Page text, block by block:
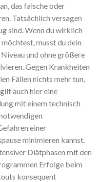
das falsche oder
Tatsächlich versagen
sind. Wenn du wirklich
musst du dein
und ohne größere
Gegen Krankheiten
Fällen nichts mehr tun,
auch hier eine
mit einem technisch
einer
minimieren kannst.
Diätphasen mit den
Erfolge beim
konsequent